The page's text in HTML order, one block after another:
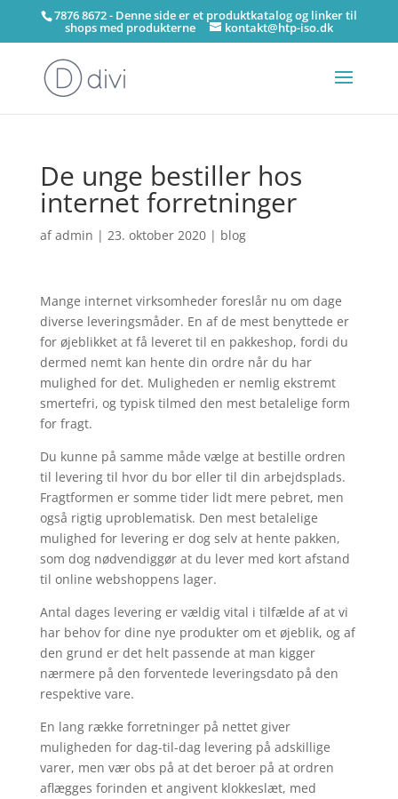
7876 8672 - Denne side er et produktkatalog og linker til
shops med produkterne kontakt@htp-iso.dk
De unge bestiller hos
internet forretninger
afadmin | 23. oktober 2020| blog
Mange internet virksomheder foreslår nu om dage
diverse leveringsmåder. En af de mest benyttede er
for øjeblikket at få leveret til en pakkeshop, fordi du
dermed nemt kan hente din ordre når du har
mulighed for det. Muligheden er nemlig ekstremt
smertefri, og typisk tilmed den mest betalelige form
for fragt.
Du kunne på samme måde vælge at bestille ordren
til levering til hvor du bor eller til din arbejdsplads.
Fragtformen er somme tider lidt mere pebret, men
også rigtig uproblematisk. Den mest betalelige
mulighed for levering er dog selv at hente pakken,
som dog nødvendiggør at du lever med kort afstand
til online webshoppens lager.
Antal dages levering er vældig vital i tilfælde af at vi
har behov for dine nye produkter om et øjeblik, og af
den grund er det helt passende at man kigger
nærmere på den forventede leveringsdato på den
respektive vare.
En lang række forretninger på nettet giver
muligheden for dag-til-dag levering på adskillige
varer, men vær obs på at det beroer på at ordren
aflægges forinden et angivent klokkeslæt, med